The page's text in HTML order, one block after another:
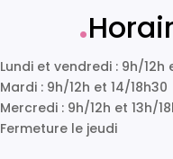
.
Lundi et vendredi : 9h/12h
Mardi : 9h/12h et 14/18h30
Mercredi : 9h/12h et 13h/
Fermeture le jeudi